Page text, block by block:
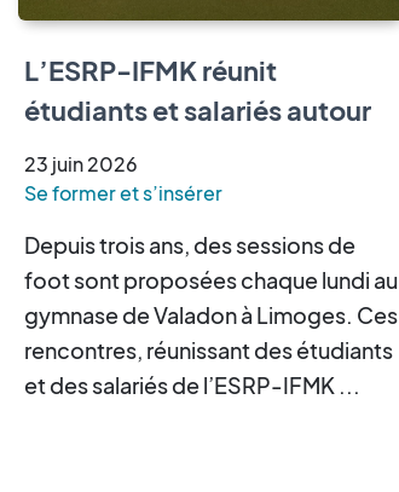
L’ESRP-IFMK réunit
étudiants et salariés autour
d’un tournoi de cécifoot
23 juin2026
Se former et s’insérer
Depuis trois ans, des sessions de
foot sont proposées chaque lundi au
gymnase de Valadon à Limoges. Ces
rencontres, réunissant des étudiants
et des salariés de l’ESRP-IFMK ...